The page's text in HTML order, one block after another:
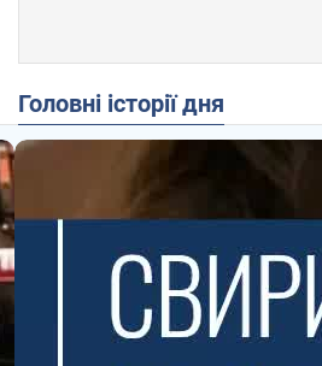
Головні історії дня